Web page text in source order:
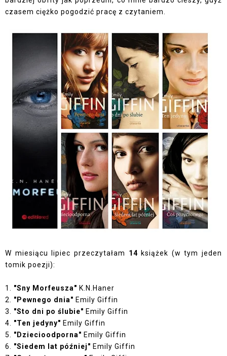
czasem ciężko pogodzić pracę z czytaniem.
W miesiącu lipiec przeczytałam 14książek (w tym jeden
tomik poezji):
1. "Sny Morfeusza" K.N.Haner
2. "Pewnego dnia" Emily Giffin
3. "Sto dni po ślubie" Emily Giffin
4.
"Ten jedyny" Emily Giffin
5. "Dziecioodporna" Emily Giffin
6.
"Siedem lat później" Emily Giffin